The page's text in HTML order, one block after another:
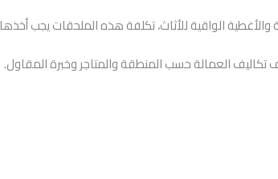
الواقية للأثاث، تكلفة هذه الملحقات يجب أخذها
تكاليف العمالة حسب المنطقة والمتاجر وخبرة المقاول.